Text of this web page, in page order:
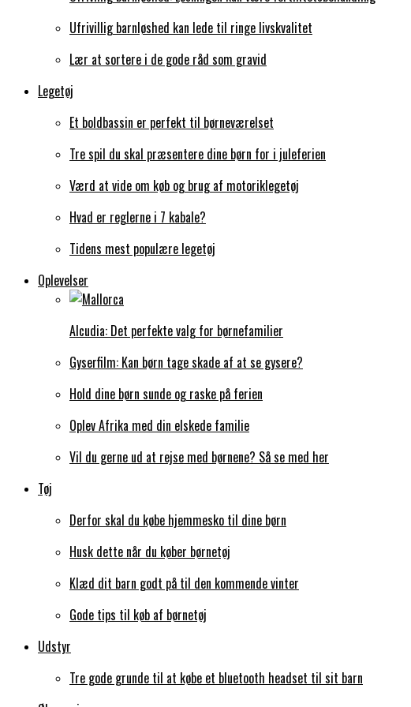
Ufrivillig barnløshed kan lede til ringe livskvalitet
Lær at sortere i de gode råd som gravid
Legetøj
Et boldbassin er perfekt til børneværelset
Tre spil du skal præsentere dine børn for i juleferien
Værd at vide om køb og brug af motoriklegetøj
Hvad er reglerne i 7 kabale?
Tidens mest populære legetøj
Oplevelser
Alcudia: Det perfekte valg for børnefamilier
Gyserfilm: Kan børn tage skade af at se gysere?
Hold dine børn sunde og raske på ferien
Oplev Afrika med din elskede familie
Vil du gerne ud at rejse med børnene? Så se med her
Tøj
Derfor skal du købe hjemmesko til dine børn
Husk dette når du køber børnetøj
Klæd dit barn godt på til den kommende vinter
Gode tips til køb af børnetøj
Udstyr
Tre gode grunde til at købe et bluetooth headset til sit barn